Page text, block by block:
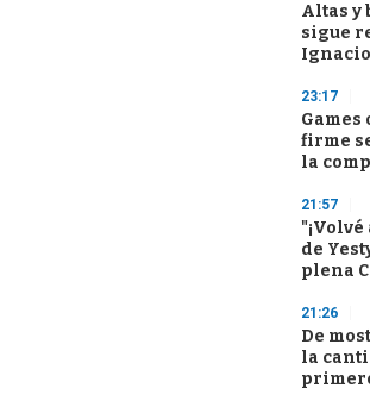
Altas y
sigue
23:17
Games
firme
la
21:57
de
plena
21:26
De
la